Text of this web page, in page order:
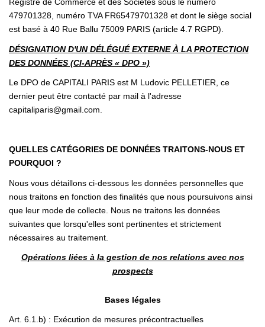
479701328, numéro TVA FR65479701328 et dont le siège social
est basé à 40 Rue Ballu 75009 PARIS (article 4.7 RGPD).
DÉSIGNATION D'UN DÉLÉGUÉ EXTERNE À LA PROTECTION
DES DONNÉES (CI-APRÈS « DPO »)
Le DPO de CAPITALI PARIS est M Ludovic PELLETIER, ce
dernier peut être contacté par mail à l'adresse
capitaliparis@gmail.com.
QUELLES CATÉGORIES DE DONNÉES TRAITONS-NOUS ET
POURQUOI ?
Nous vous détaillons ci-dessous les données personnelles que
nous traitons en fonction des finalités que nous poursuivons ainsi
que leur mode de collecte. Nous ne traitons les données
suivantes que lorsqu'elles sont pertinentes et strictement
nécessaires au traitement.
Opérations liées à la gestion de nos relations avec nos
prospects
Bases légales
Art. 6.1.b) : Exécution de mesures précontractuelles